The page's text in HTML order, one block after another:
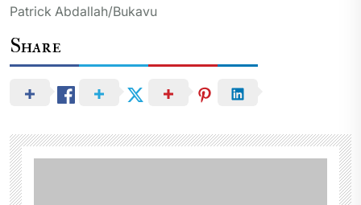
Patrick Abdallah/Bukavu
Share